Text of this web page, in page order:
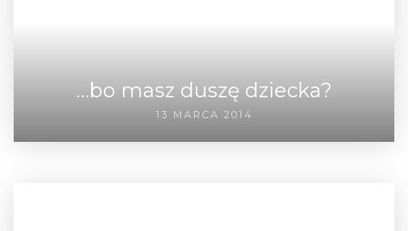
…bo masz duszę dziecka?
13 MARCA 2014